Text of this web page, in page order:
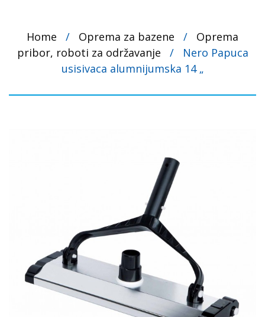
Home / Oprema za bazene /
Oprema
pribor, roboti za održavanje
/
Nero Papuca
usisivaca alumnijumska 14 „